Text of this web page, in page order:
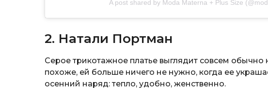
A post shared by Moda Materna + Plus Size
2. Натали Портман
Серое трикотажное платье выглядит совсем обычно
похоже, ей больше ничего не нужно, когда ее
осенний наряд: тепло, удобно, женственно.